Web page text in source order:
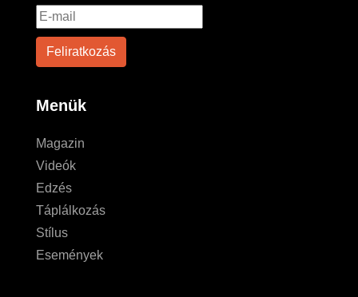
Menük
Magazin
Videók
Edzés
Táplálkozás
Stílus
Események